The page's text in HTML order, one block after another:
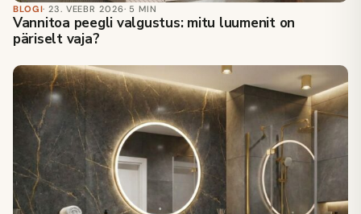
BLOGI· 23. VEEBR 2026· 5 MIN
Vannitoa peegli valgustus: mitu luumenit on
päriselt vaja?